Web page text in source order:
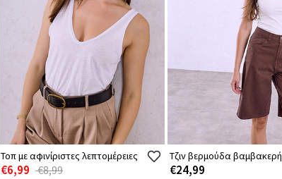
Τοπ με αφινίριστες λεπτομέρειες
€6,99 €8,99
Τζιν βερμούδα βαμβακερή
€24,99